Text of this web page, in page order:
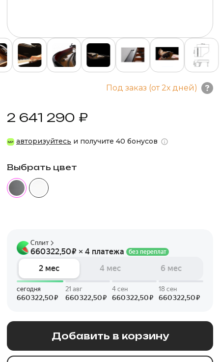
Под заказ (от 2х дней)
2 641 290 ₽
авторизуйтесь и получите 40 бонусов
Выбрать цвет
Добавить в корзину